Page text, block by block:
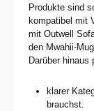
Produkte sind
kompatibel mit
mit Outwell
den Mwahii-
Darüber hinaus
klarer
brauchst.